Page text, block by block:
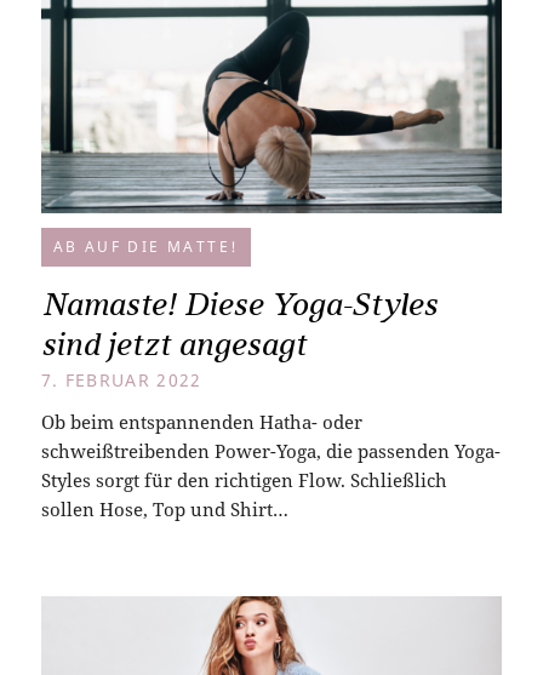
AB AUF DIE MATTE!
Namaste! Diese Yoga-Styles
sind jetzt angesagt
7. FEBRUAR 2022
Ob beim entspannenden Hatha- oder
schweißtreibenden Power-Yoga, die passenden Yoga-
Styles sorgt für den richtigen Flow. Schließlich
sollen Hose, Top und Shirt…